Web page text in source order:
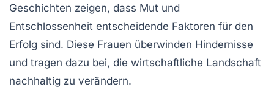
Geschichten zeigen, dass Mut und
Entschlossenheit entscheidende Faktoren für den
Erfolg sind. Diese Frauen überwinden Hindernisse
und tragen dazu bei, die wirtschaftliche Landschaft
nachhaltig zu verändern.